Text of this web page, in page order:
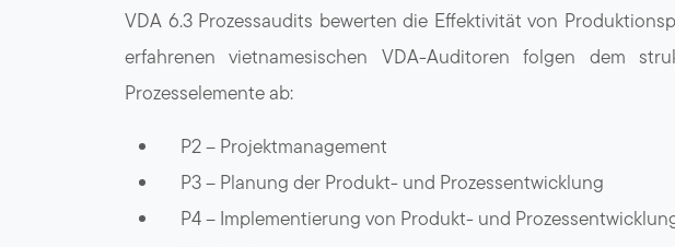
VDA 6.3 Prozessaudits bewerten die Effektivität von
erfahrenen vietnamesischen VDA-Auditoren folgen dem
Prozesselemente ab:
P2 – Projektmanagement
P3 – Planung der Produkt- und Prozessentwicklung
P4 – Implementierung von Produkt- und